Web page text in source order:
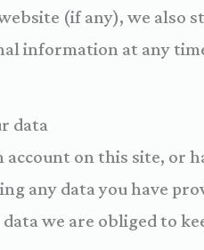
(if any), we
information at any
data
account on this site, or
any data you have
we are obliged to